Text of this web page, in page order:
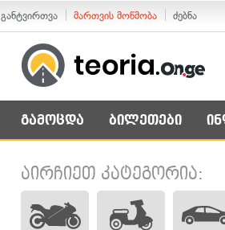
განტვირთვა მართვის მოწმობა ძებნა
გამოცდა ბილეთები
აირჩიეთ კატეგორია: